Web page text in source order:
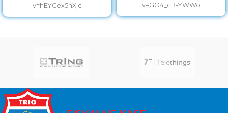
v=hEYCex5nXjc
v=GO4_cB-YWWo